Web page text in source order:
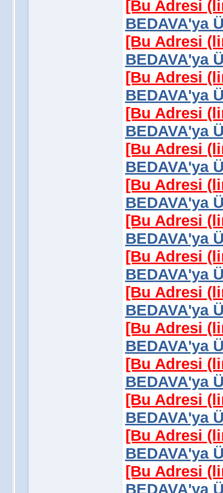
[Bu Adresi
BEDAVA'ya
[Bu Adresi
BEDAVA'ya
[Bu Adresi
BEDAVA'ya
[Bu Adresi
BEDAVA'ya
[Bu Adresi
BEDAVA'ya
[Bu Adresi
BEDAVA'ya
[Bu Adresi
BEDAVA'ya
[Bu Adresi
BEDAVA'ya
[Bu Adresi
BEDAVA'ya
[Bu Adresi
BEDAVA'ya
[Bu Adresi
BEDAVA'ya
[Bu Adresi
BEDAVA'ya
[Bu Adresi
BEDAVA'ya
[Bu Adresi
BEDAVA'ya